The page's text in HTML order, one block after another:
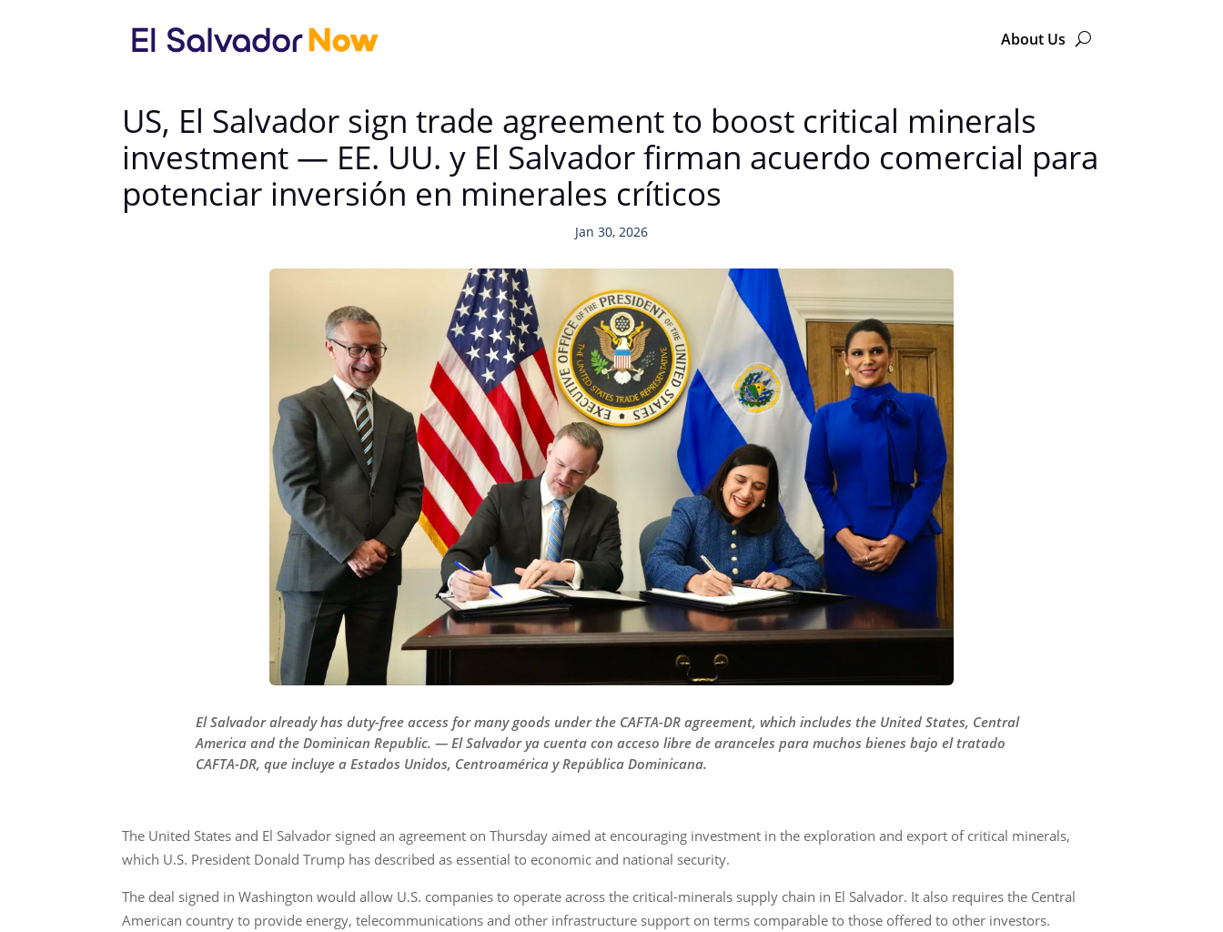
About Us
US, El Salvador sign trade agreement to boost critical minerals
investment — EE. UU. y El Salvador firman acuerdo comercial para
potenciar inversión en minerales críticos
Jan 30, 2026
El Salvador already has duty-free access for many goods under the CAFTA-DR agreement, which includes the United States, Central
America and the Dominican Republic. — El Salvador ya cuenta con acceso libre de aranceles para muchos bienes bajo el tratado
CAFTA-DR, que incluye a Estados Unidos, Centroamérica y República Dominicana.
The United States and El Salvador signed an agreement on Thursday aimed at encouraging investment in the exploration and export of critical minerals,
which U.S. President Donald Trump has described as essential to economic and national security.
The deal signed in Washington would allow U.S. companies to operate across the critical-minerals supply chain in El Salvador. It also requires the Central
American country to provide energy, telecommunications and other infrastructure support on terms comparable to those offered to other investors.